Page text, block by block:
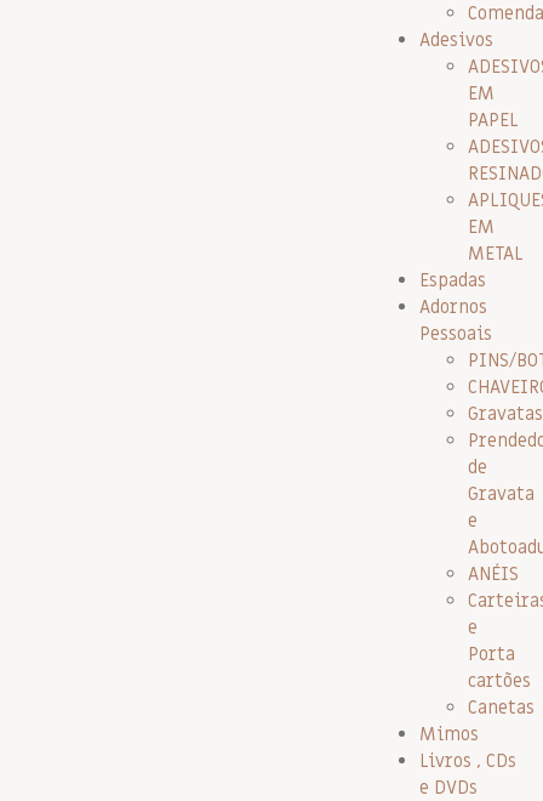
Adesivos
EM
PAPEL
EM
METAL
Espadas
Adornos
Pessoais
PINS/
Gravatas
de
Gravata
e
ANÉIS
e
Porta
cartões
Canetas
Mimos
Livros , CDs
e DVDs